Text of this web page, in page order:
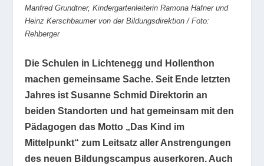
Manfred Grundtner, Kindergartenleiterin Ramona Hafner und
Heinz Kerschbaumer von der Bildungsdirektion / Foto:
Rehberger
Die Schulen in Lichtenegg und Hollenthon
machen gemeinsame Sache. Seit Ende letzten
Jahres ist Susanne Schmid Direktorin an
beiden Standorten und hat gemeinsam mit den
Pädagogen das Motto „Das Kind im
Mittelpunkt“ zum Leitsatz aller Anstrengungen
des neuen Bildungscampus auserkoren. Auch